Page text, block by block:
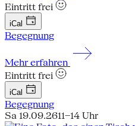
Eintritt frei
iCal
Begegnung
Mehr erfahren
Eintritt frei
iCal
Begegnung
Sa 19.09.2611–14 Uhr